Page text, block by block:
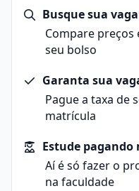
Busque sua vaga
Compare preços
seu bolso
Garanta sua
Pague a taxa de
matrícula
Estude pagando
Aí é só fazer o
na faculdade